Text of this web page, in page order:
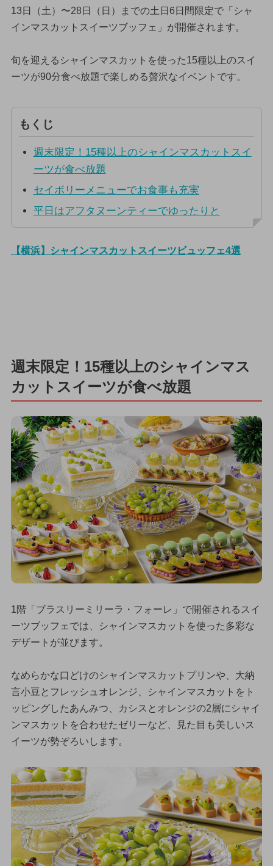
13日（土）〜28日（日）までの土日6日間限定で「シャ
インマスカットスイーツブッフェ」が開催されます。
旬を迎えるシャインマスカットを使った15種以上のスイ
ーツが90分食べ放題で楽しめる贅沢なイベントです。
もくじ
週末限定！15種以上のシャインマスカットスイ
ーツが食べ放題
セイボリーメニューでお食事も充実
平日はアフタヌーンティーでゆったりと
【横浜】シャインマスカットスイーツビュッフェ4選
週末限定！15種以上のシャインマス
カットスイーツが食べ放題
1階「ブラスリーミリーラ・フォーレ」で開催されるスイ
ーツブッフェでは、シャインマスカットを使った多彩な
デザートが並びます。
なめらかな口どけのシャインマスカットプリンや、大納
言小豆とフレッシュオレンジ、シャインマスカットをト
ッピングしたあんみつ、カシスとオレンジの2層にシャイ
ンマスカットを合わせたゼリーなど、見た目も美しいス
イーツが勢ぞろいします。